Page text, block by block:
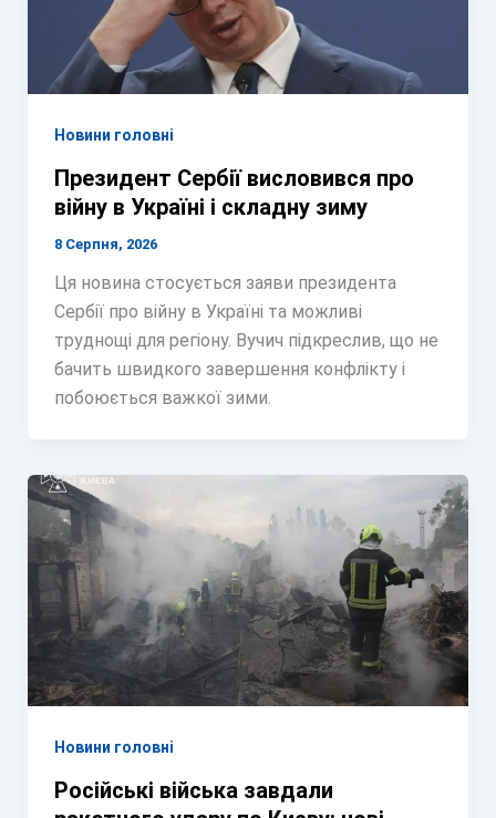
Новини головні
Президент Сербії висловився про
війну в Україні і складну зиму
8 Серпня, 2026
Ця новина стосується заяви президента
Сербії про війну в Україні та можливі
труднощі для регіону. Вучич підкреслив, що не
бачить швидкого завершення конфлікту і
побоюється важкої зими.
Новини головні
Російські війська завдали